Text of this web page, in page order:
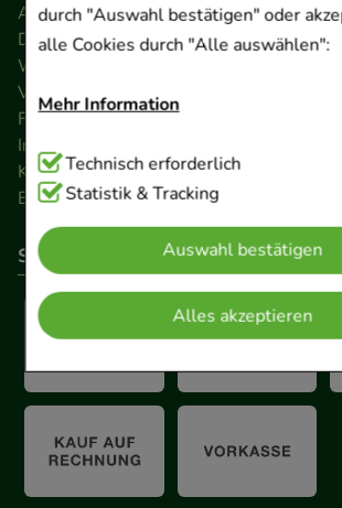
durch "Auswahl bestätigen" oder
alle Cookies durch "Alle auswählen":
Mehr Information
Technisch Notwendig:Hierbei
Cookies, die für die Grundfunktionen
Website notwendig sind (z.B.
Warenkorb, Kundenkonto), weshalb
verzichtet werden kann.
Komfort:Diese Cookies werden
Einkaufserlebnis noch ansprechender
beispielsweise für die
Besuchers oder unsere Seite an
Verhaltensweisen (z.B.
anzupassen. Komfort-Cookies
Technisch erforderlich
Statistik & Tracking
Auswahl bestätigen
Alles akzeptieren
AGB
Datenschutz
Widerrufsrecht
Versandkosten
FAQ
Impressum
Kontakt
Barrierefreiheitserklärung
So können Sie bezahlen